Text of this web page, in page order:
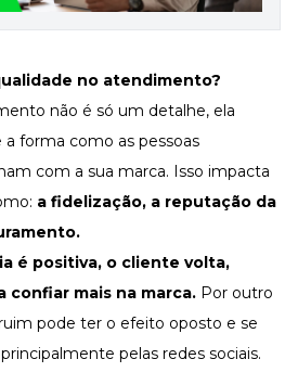
no atendimento?
não é só um detalhe, ela
forma como as pessoas
com a sua marca. Isso impacta
a fidelização, a reputação da
é positiva, o cliente volta,
confiar mais na marca. Por outro
pode ter o efeito oposto e se
pelas redes sociais.